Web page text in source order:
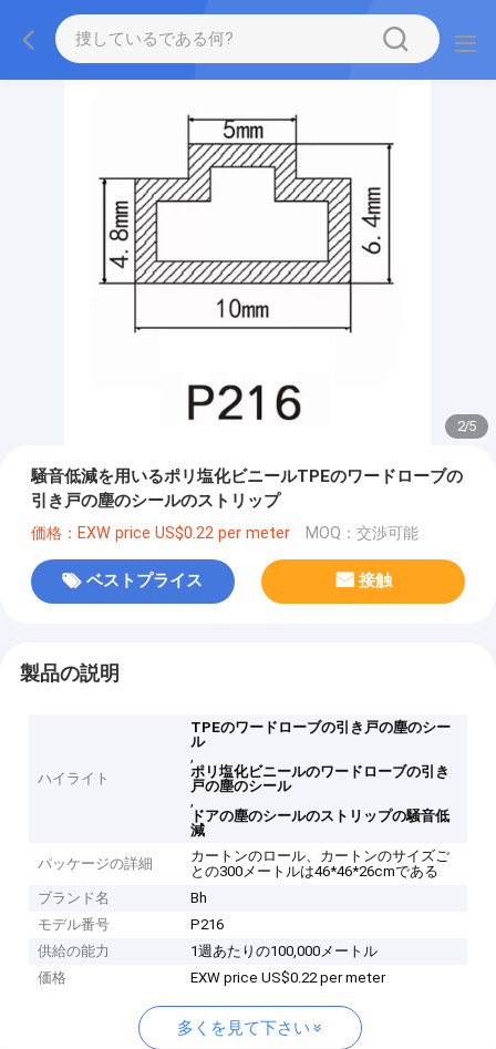
2/5
騒音低減を用いるポリ塩化ビニールTPEのワードローブの
引き戸の塵のシールのストリップ
価格：EXW price US$0.22 per meter MOQ：交渉可能
ベストプライス 接触
製品の説明
ハイライト
TPEのワードローブの引き戸の塵のシー
ル
,
ポリ塩化ビニールのワードローブの引き
戸の塵のシール
,
ドアの塵のシールのストリップの騒音低
減
パッケージの詳細
カートンのロール、カートンのサイズご
との300メートルは46*46*26cmである
ブランド名
Bh
モデル番号
P216
供給の能力
1週あたりの100,000メートル
価格
EXW price US$0.22 per meter
多くを見て下さい